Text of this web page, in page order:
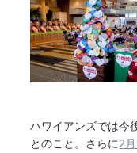
ハワイアンズでは今
とのこと。さらに2